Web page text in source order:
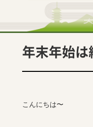
年末年始は
こんにちは〜